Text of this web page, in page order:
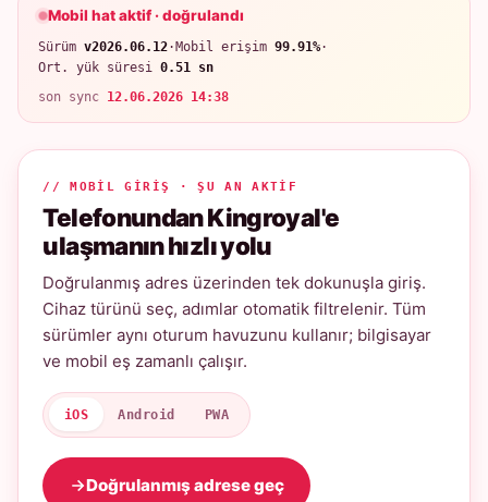
Mobil hat aktif · doğrulandı
Sürüm v2026.06.12·Mobil erişim 99.91%·
Ort. yük süresi 0.51 sn
son sync 12.06.2026 14:38
// MOBIL GIRIŞ · ŞU AN AKTIF
Telefonundan Kingroyal'e
ulaşmanın hızlı yolu
Doğrulanmış adres üzerinden tek dokunuşla giriş.
Cihaz türünü seç, adımlar otomatik filtrelenir. Tüm
sürümler aynı oturum havuzunu kullanır; bilgisayar
ve mobil eş zamanlı çalışır.
iOS Android PWA
Doğrulanmış adrese geç